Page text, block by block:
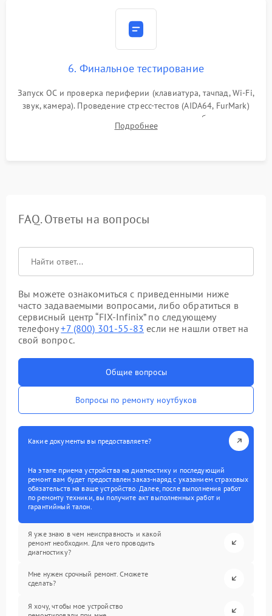
6. Финальное тестирование
Запуск ОС и проверка периферии (клавиатура, тачпад, Wi-Fi,
звук, камера). Проведение стресс-тестов (AIDA64, FurMark)
для контроля температурного режима и стабильности
системы под пиковой нагрузкой.
Подробнее
FAQ. Ответы на вопросы
Вы можете ознакомиться с приведенными ниже
часто задаваемыми вопросами, либо обратиться в
сервисный центр “FIX-Infinix” по следующему
телефону+7 (800) 301-55-83 если не нашли ответ на
свой вопрос.
Общие вопросы
Вопросы по ремонту ноутбуков
Какие документы вы предоставляете?
На этапе приема устройства на диагностику и последующий
ремонт вам будет предоставлен заказ-наряд с указанием страховых
обязательств на ваше устройство. Далее, после выполнения работ
по ремонту техники, вы получите акт выполненных работ и
гарантийный талон.
Я уже знаю в чем неисправность и какой
ремонт необходим. Для чего проводить
диагностику?
Мне нужен срочный ремонт. Сможете
сделать?
Я хочу, чтобы мое устройство